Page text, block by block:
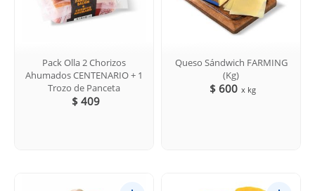
Pack Olla 2 Chorizos
Ahumados CENTENARIO + 1
Trozo de Panceta
$ 409
Queso Sándwich FARMING
(Kg)
$ 600 x kg